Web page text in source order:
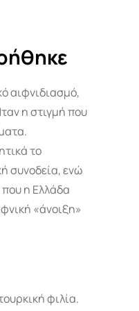
αιφνιδιασμό,
η στιγμή που
το
συνοδεία, ενώ
η Ελλάδα
«άνοιξη»
φιλία.